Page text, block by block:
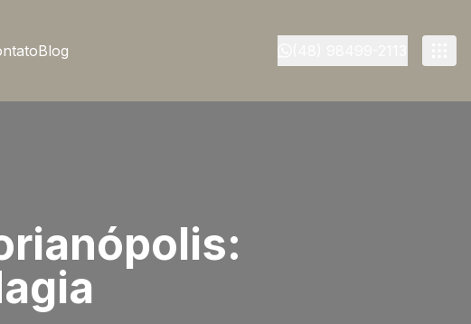
Blog